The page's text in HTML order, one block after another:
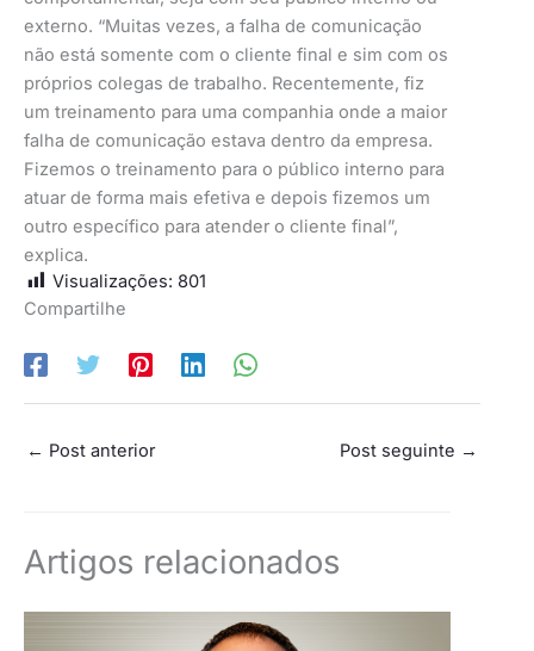
externo. “Muitas vezes, a falha de comunicação
não está somente com o cliente final e sim com os
próprios colegas de trabalho. Recentemente, fiz
um treinamento para uma companhia onde a maior
falha de comunicação estava dentro da empresa.
Fizemos o treinamento para o público interno para
atuar de forma mais efetiva e depois fizemos um
outro específico para atender o cliente final”,
explica.
Visualizações: 801
Compartilhe
← Post anterior Post seguinte →
Artigos relacionados